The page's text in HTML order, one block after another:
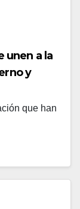
unen a la
y
que han